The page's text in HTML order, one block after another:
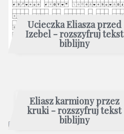
Ucieczka Eliasza przed
Izebel - rozszyfruj tekst
biblijny
Eliasz karmiony przez
kruki - rozszyfruj tekst
biblijny